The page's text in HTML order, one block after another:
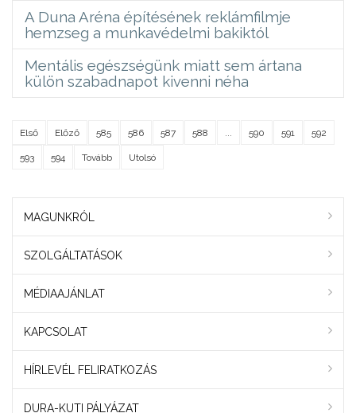
A Duna Aréna építésének reklámfilmje
hemzseg a munkavédelmi bakiktól
Mentális egészségünk miatt sem ártana
külön szabadnapot kivenni néha
Első Előző 585 586 587 588 590 591 592
593 594 Tovább Utolsó
MAGUNKRÓL
SZOLGÁLTATÁSOK
MÉDIAAJÁNLAT
KAPCSOLAT
HÍRLEVÉL FELIRATKOZÁS
DURA-KUTI PÁLYÁZAT